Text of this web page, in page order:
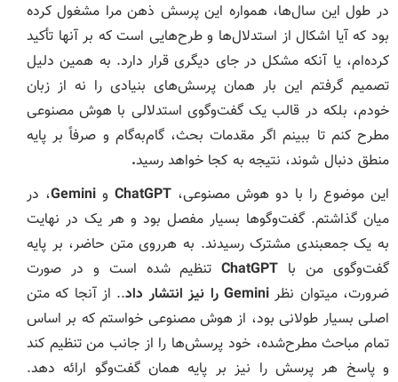
در طول این سال‌ها، همواره این پرسش ذهن مرا مشغول کرده
بود که آیا اشکال از استدلال‌ها و طرح‌هایی است که بر آنها تأکید
کرده‌ام، یا آنکه مشکل در جای دیگری قرار دارد. به همین دلیل
تصمیم گرفتم این بار همان پرسش‌های بنیادی را نه از زبان
خودم، بلکه در قالب یک گفت‌وگوی استدلالی با هوش مصنوعی
مطرح کنم تا ببینم اگر مقدمات بحث، گام‌به‌گام و صرفاً بر پایه
منطق دنبال شوند، نتیجه به کجا خواهد رسید.
این موضوع را با دو هوش مصنوعی، ChatGPT و Gemini، در
میان گذاشتم. گفت‌وگوها بسیار مفصل بود و هر یک در نهایت
به یک جمعبندی مشترک رسیدند. به هرروی متن حاضر، بر پایه
گفت‌وگوی من با ChatGPT تنظیم شده است و در صورت
ضرورت، میتوان نظرGemini را نیز انتشار داد.. از آنجا که متن
اصلی بسیار طولانی بود، از هوش مصنوعی خواستم که بر اساس
تمام مباحث مطرح‌شده، خود پرسش‌ها را از جانب من تنظیم کند
و پاسخ هر پرسش را نیز بر پایه همان گفت‌وگو ارائه دهد.